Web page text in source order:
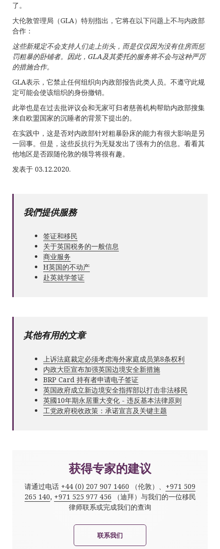
了。
大伦敦管理局（GLA）特别指出，它将在以下问题上不与内政部
合作：
这些新规定不会支持人们走上街头，而是仅仅因为没有住房而惩
罚粗暴的卧铺者。因此， GLA及其委托的服务将不会与这种严厉
的措施合作。
GLA表示，它禁止任何组织向内政部报告此类人员。不遵守此规
定可能会使该组织的身份撤销。
此举也是在过去批评议会和无家可归者慈善机构帮助内政部搜集
来自欧盟国家的沉睡者的背景下提出的。
在实践中，这是否对内政部针对粗暴卧床的能力有很大影响是另
一回事。但是，这些反抗行为无疑发出了强有力的信息。看看其
他地区是否跟随伦敦的领导将很有趣。
发表于 03.12.2020.
我們提供服務
签证和移民
关于英国税务的一般信息
商业服务
Н英国的不动产
赴英就学签证
其他有用的文章
上诉法庭裁定必须考虑海外家庭成员第8条权利
内政大臣宣布加强英国边境安全新措施
BRP Card 持有者申请电子签证
英国政府成立新边境安全指挥部以打击非法移民
英國10年期永居重大变化 - 违反基本法律原则
工党政府税收政策：承诺宣言及关键主题
获得专家的建议
请通过电话 +44 (0) 207 907 1460 （伦敦）、 +971 509
265 140, +971 525 977 456 （迪拜）与我们的一位移民
律师联系或完成我们的查询
联系我们